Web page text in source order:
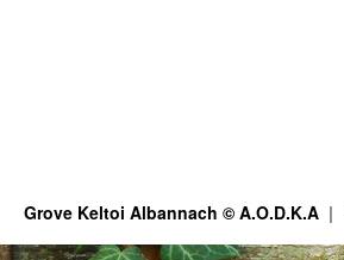
Grove Keltoi Albannach © A.O.D.K.A